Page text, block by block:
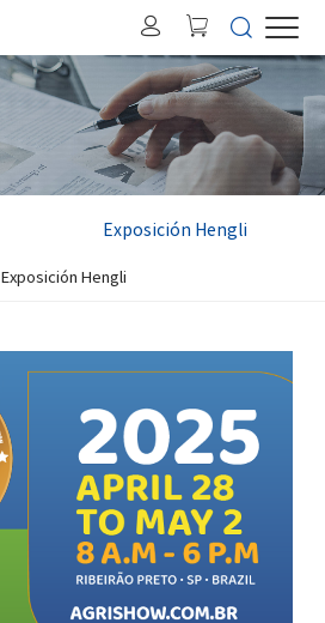
Exposición Hengli
Exposición Hengli